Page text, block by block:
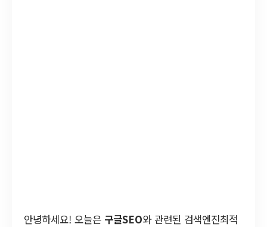
안녕하세요! 오늘은 구글SEO와 관련된 검색엔진최적